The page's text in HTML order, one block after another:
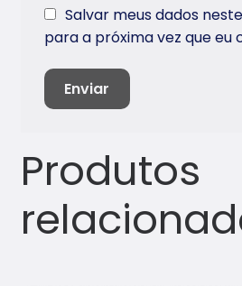
Salvar meus dados
para a próxima vez que eu
Produtos